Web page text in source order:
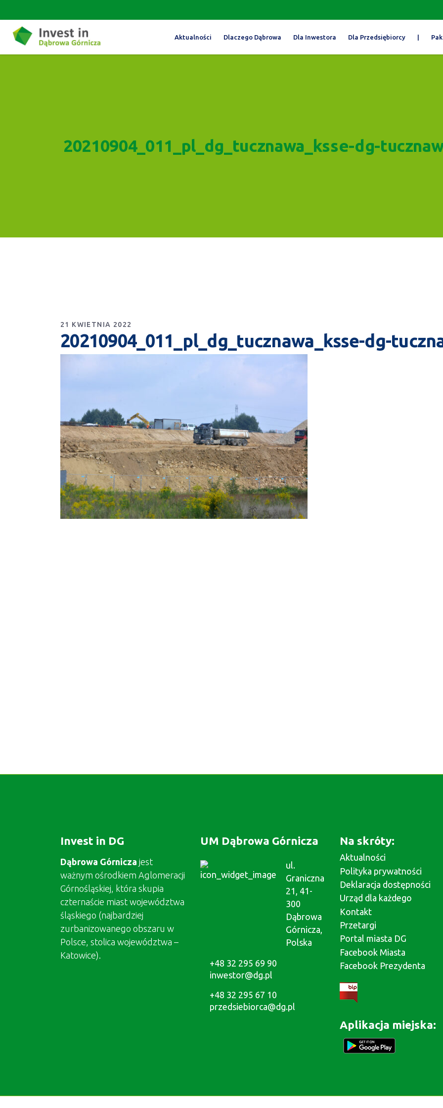
Aktualności Dlaczego Dąbrowa Dla Inwestora Dla Przedsiębiorcy |
20210904_011_pl_dg_tucznawa_ksse-dg-
21 KWIETNIA 2022
20210904_011_pl_dg_tucznawa_ksse-dg-
Invest in DG
Dąbrowa Górnicza jest
ważnym ośrodkiem Aglomeracji
Górnośląskiej, która skupia
czternaście miast województwa
śląskiego (najbardziej
zurbanizowanego obszaru w
Polsce, stolica województwa –
Katowice).
UM Dąbrowa Górnicza
ul.
Graniczna
21, 41-
300
Dąbrowa
Górnicza,
Polska
+48 32 295 69 90
inwestor@dg.pl
+48 32 295 67 10
przedsiebiorca@dg.pl
Na skróty:
Aktualności
Polityka prywatności
Deklaracja dostępności
Urząd dla każdego
Kontakt
Przetargi
Portal miasta DG
Facebook Miasta
Facebook Prezydenta
Aplikacja miejska: